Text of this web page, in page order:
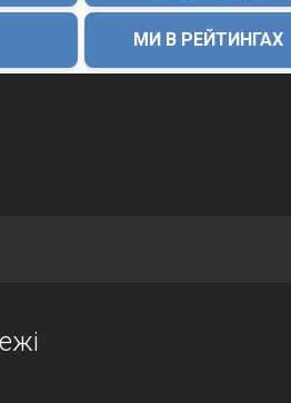
МИ В РЕЙТИНГАХ